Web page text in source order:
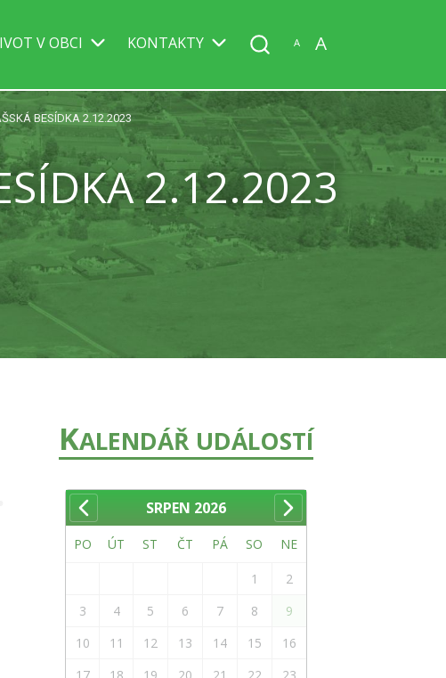
V OBCI KONTAKTY A A
BESÍDKA 2.12.2023
2.12.2023
KALENDÁŘ UDÁLOSTÍ
SRPEN 2026
PO ÚT ST ČT PÁ SO NE
1
2
3
4 5 6 7 8
9
10
11 12 13 14 15
16
17
18 19 20 21 22
23